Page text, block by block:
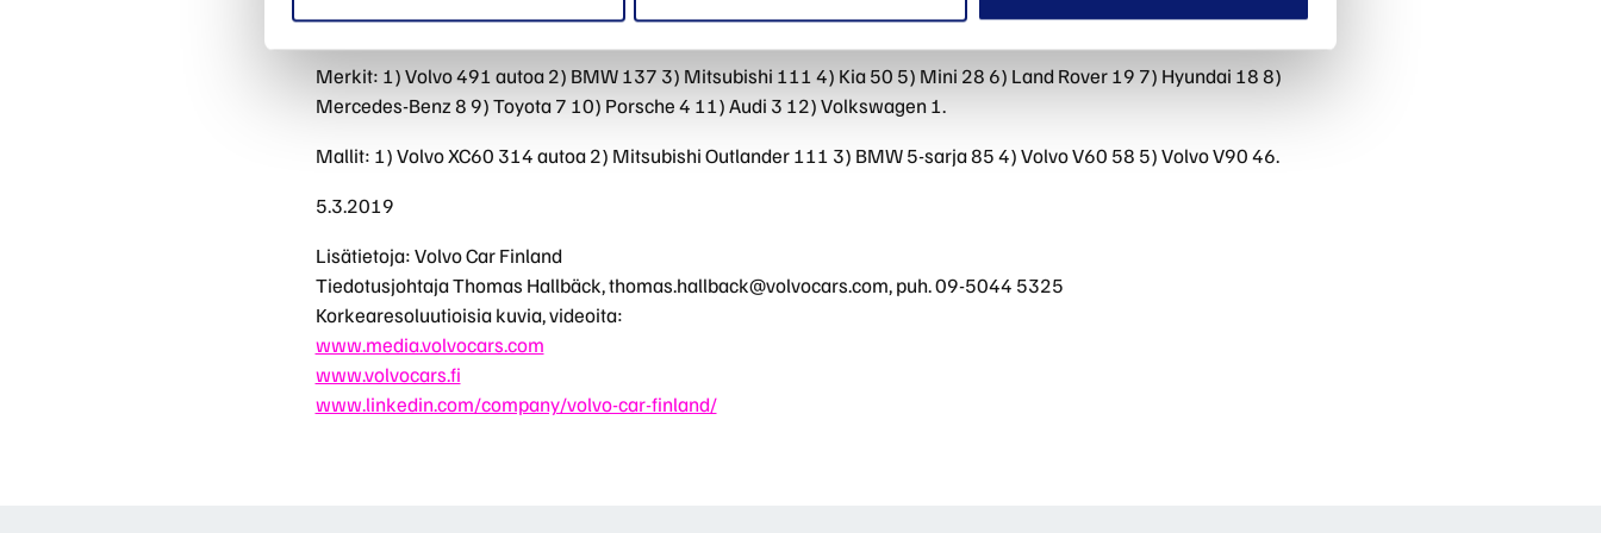
Ladattavat hybridit, rekisteröinnit Suomessa 1-2/2019: Yhteensä 877 autoa.
Merkit: 1) Volvo 491 autoa 2) BMW 137 3) Mitsubishi 111 4) Kia 50 5) Mini 28 6) Land Rover 19 7) Hyundai 18 8)
Mercedes-Benz 8 9) Toyota 7 10) Porsche 4 11) Audi 3 12) Volkswagen 1.
Mallit: 1) Volvo XC60 314 autoa 2) Mitsubishi Outlander 111 3) BMW 5-sarja 85 4) Volvo V60 58 5) Volvo V90 46.
5.3.2019
Lisätietoja: Volvo Car Finland
Tiedotusjohtaja Thomas Hallbäck,thomas.hallback@volvocars.com, puh. 09-5044 5325
Korkearesoluutioisia kuvia, videoita:
www.media.volvocars.com
www.volvocars.fi
www.linkedin.com/company/volvo-car-finland/